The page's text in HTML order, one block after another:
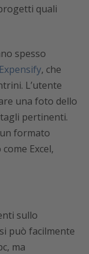
quali
spesso
Expensify, che
L’utente
una foto dello
pertinenti.
formato
Excel,
sullo
può facilmente
ma